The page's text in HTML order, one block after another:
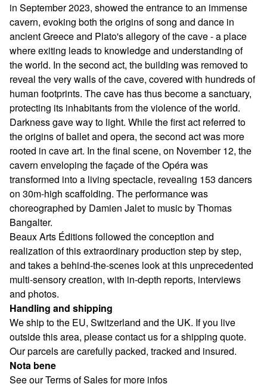
in September 2023, showed the entrance to an immense
cavern, evoking both the origins of song and dance in
ancient Greece and Plato's allegory of the cave - a place
where exiting leads to knowledge and understanding of
the world. In the second act, the building was removed to
reveal the very walls of the cave, covered with hundreds of
human footprints. The cave has thus become a sanctuary,
protecting its inhabitants from the violence of the world.
Darkness gave way to light. While the first act referred to
the origins of ballet and opera, the second act was more
rooted in cave art. In the final scene, on November 12, the
cavern enveloping the façade of the Opéra was
transformed into a living spectacle, revealing 153 dancers
on 30m-high scaffolding. The performance was
choreographed by Damien Jalet to music by Thomas
Bangalter.
Beaux Arts Éditions followed the conception and
realization of this extraordinary production step by step,
and takes a behind-the-scenes look at this unprecedented
multi-sensory creation, with in-depth reports, interviews
and photos.
Handling and shipping
We ship to the EU, Switzerland and the UK. If you live
outside this area, please contact us for a shipping quote.
Our parcels are carefully packed, tracked and insured.
Nota bene
See our Terms of Sales for more infos